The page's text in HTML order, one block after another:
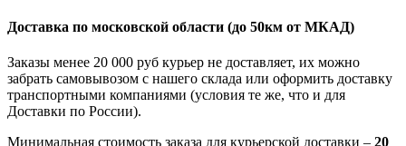
Доставка по московской области (до 50км от МКАД)
Заказы менее 20 000 руб курьер не доставляет, их можно
забрать самовывозом с нашего склада или оформить доставку
транспортными компаниями (условия те же, что и для
Доставки по России).
Минимальная стоимость заказа для курьерской доставки – 20